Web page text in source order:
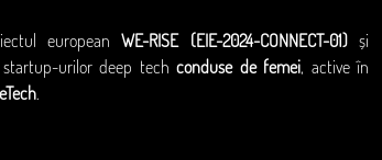
european WE-RISE (EIE-2024-CONNECT-01) și
startup-urilor deep tech conduse de femei, active în
.